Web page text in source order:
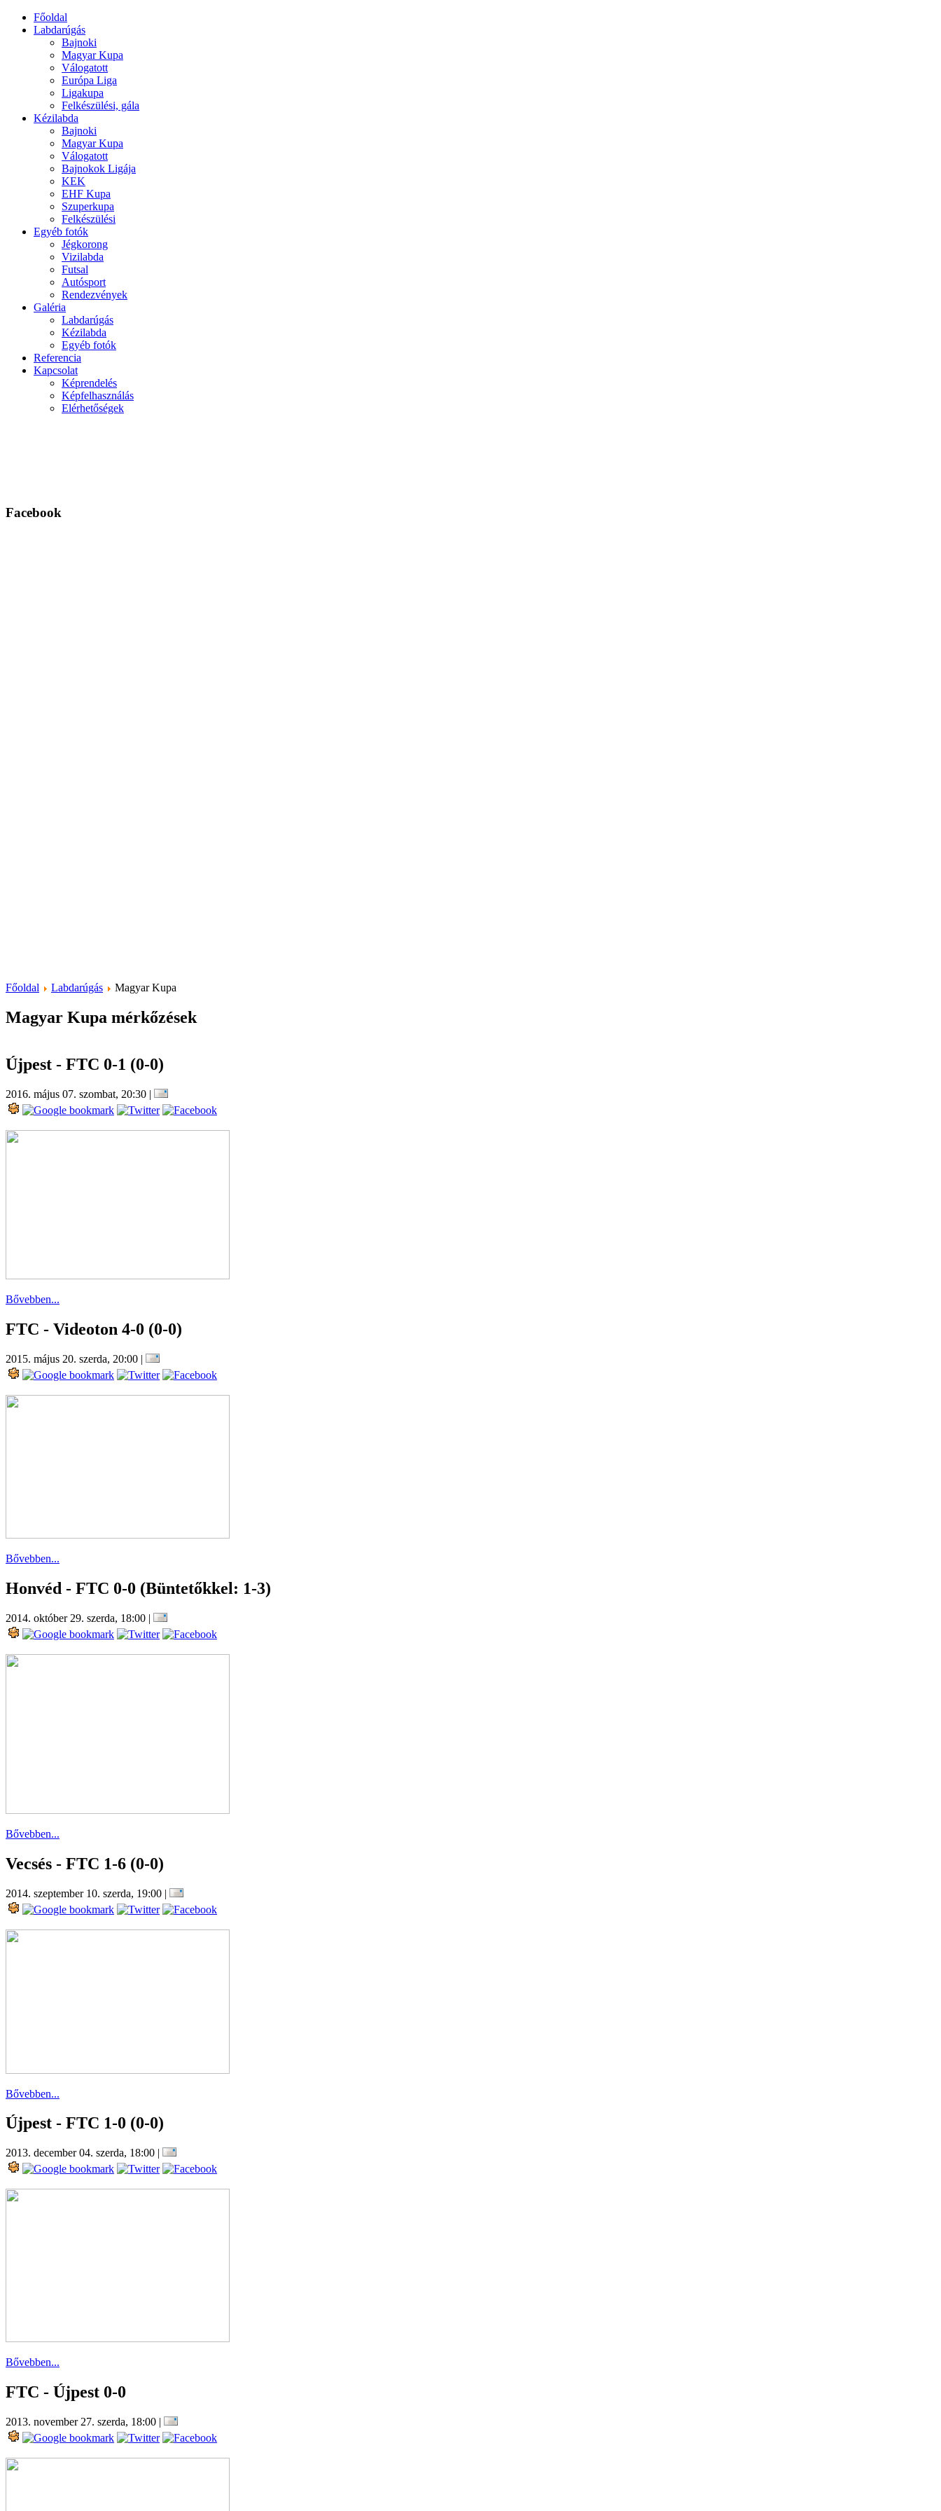
Főoldal
Labdarúgás
Bajnoki
Magyar Kupa
Válogatott
Európa Liga
Ligakupa
Felkészülési, gála
Kézilabda
Bajnoki
Magyar Kupa
Válogatott
Bajnokok Ligája
KEK
EHF Kupa
Szuperkupa
Felkészülési
Egyéb fotók
Jégkorong
Vizilabda
Futsal
Autósport
Rendezvények
Galéria
Labdarúgás
Kézilabda
Egyéb fotók
Referencia
Kapcsolat
Képrendelés
Képfelhasználás
Elérhetőségek
Facebook
Főoldal Labdarúgás Magyar Kupa
Magyar Kupa mérkőzések
Újpest - FTC 0-1 (0-0)
2016. május 07. szombat, 20:30 |
Bővebben...
FTC - Videoton 4-0 (0-0)
2015. május 20. szerda, 20:00 |
Bővebben...
Honvéd - FTC 0-0 (Büntetőkkel: 1-3)
2014. október 29. szerda, 18:00 |
Bővebben...
Vecsés - FTC 1-6 (0-0)
2014. szeptember 10. szerda, 19:00 |
Bővebben...
Újpest - FTC 1-0 (0-0)
2013. december 04. szerda, 18:00 |
Bővebben...
FTC - Újpest 0-0
2013. november 27. szerda, 18:00 |